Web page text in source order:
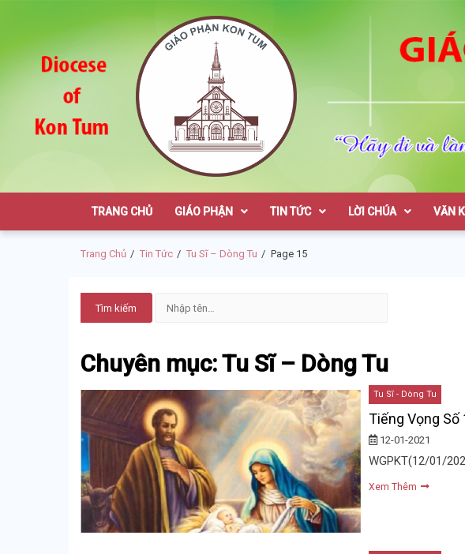
Giáo Phận Kon Tum
TRANG CHỦ GIÁO PHẬN TIN TỨC LỜI CHÚA VĂN
Trang Chủ Tin Tức Tu Sĩ – Dòng Tu Page 15
Chuyên mục: Tu Sĩ – Dòng Tu
Tu Sĩ - Dòng Tu
Tiếng Vọng Số
12-01-2021
WGPKT(12/01/
Xem Thêm